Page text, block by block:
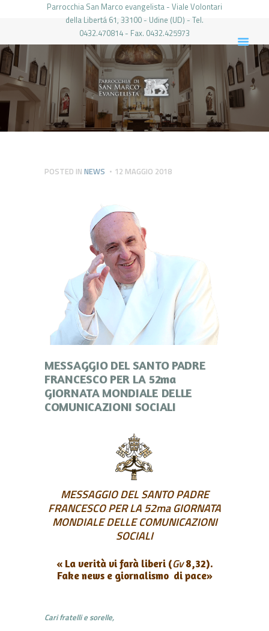
Parrocchia San Marco evangelista - Viale Volontari
della Libertá 61, 33100 - Udine (UD) - Tel.
0432.470814 - Fax. 0432.425973
PARROCCHIA DI SAN MARCO UDINE
HOME
LA PARROCCHIA
IL PARROCO
LE ATTIVITÀ
PIERABECH
POSTED IN NEWS 12 MAGGIO 2018
MESSAGGIO DEL SANTO PADRE
FRANCESCO PER LA 52ma
GIORNATA MONDIALE DELLE
COMUNICAZIONI SOCIALI
MESSAGGIO DEL SANTO PADRE
FRANCESCO PER LA 52ma GIORNATA
MONDIALE DELLE COMUNICAZIONI
SOCIALI
« La verità vi farà liberi (Gv8,32).
Fake news e giornalismo di pace»
Cari fratelli e sorelle,